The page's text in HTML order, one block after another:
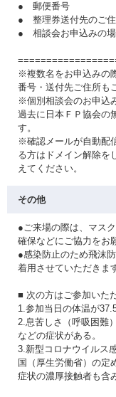
● 郵便番号
● 整理券送付先のご
● 相談会お申込みの場
※複数名をお申込みの
番号・送付先ご住所も
※個別相談会のお申込
過去に日本ＦＰ協会の
す。
※確認メールが自動配
る方はドメイン解除を
えてください。
その他
●ご来場の際は、マス
確保などにご協力をお
●感染防止のため飛沫
着用させていただきま
■ 次の方はご参加いた
1.参加当日の体温が
2.息苦しさ（呼吸困難
などの症状がある。
3.新型コロナウイルス
国（厚生労働省）の
症状の濃厚接触者も含